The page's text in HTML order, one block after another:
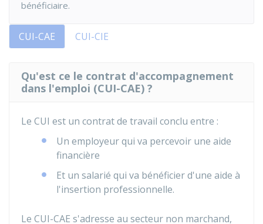
bénéficiaire.
CUI-CAE CUI-CIE
Qu'est ce le contrat d'accompagnement
dans l'emploi (CUI-CAE) ?
Le CUI est un contrat de travail conclu entre :
Un employeur qui va percevoir une aide
financière
Et un salarié qui va bénéficier d'une aide à
l'insertion professionnelle.
Le CUI-CAE s'adresse au secteur non marchand,